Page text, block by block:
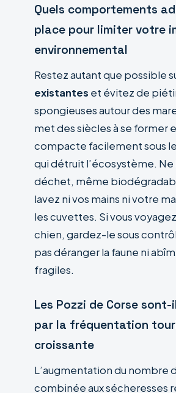
Quels comportements
place pour limiter votre
environnemental
Restez autant que possible
existantes et évitez de
spongieuses autour des
met des siècles à se former
compacte facilement sous
qui détruit l’écosystème. Ne
déchet, même
lavez ni vos mains ni votre
les cuvettes. Si vous
chien, gardez-le sous
pas déranger la faune ni
fragiles.
Les Pozzi de Corse sont-
par la fréquentation
croissante
L’augmentation du nombre
combinée aux sécheresses